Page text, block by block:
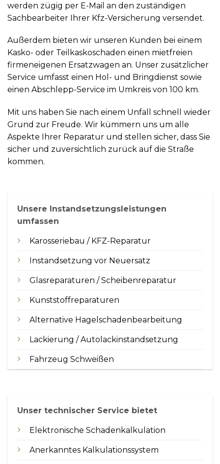
werden zügig per E-Mail an den zuständigen
Sachbearbeiter Ihrer Kfz-Versicherung versendet.
Außerdem bieten wir unseren Kunden bei einem
Kasko- oder Teilkaskoschaden einen mietfreien
firmeneigenen Ersatzwagen an. Unser zusätzlicher
Service umfasst einen Hol- und Bringdienst sowie
einen Abschlepp-Service im Umkreis von 100 km.
Mit uns haben Sie nach einem Unfall schnell wieder
Grund zur Freude. Wir kümmern uns um alle
Aspekte Ihrer Reparatur und stellen sicher, dass Sie
sicher und zuversichtlich zurück auf die Straße
kommen.
Unsere Instandsetzungsleistungen
umfassen
Karosseriebau / KFZ-Reparatur
Instandsetzung vor Neuersatz
Glasreparaturen / Scheibenreparatur
Kunststoffreparaturen
Alternative Hagelschadenbearbeitung
Lackierung / Autolackinstandsetzung
Fahrzeug Schweißen
Unser technischer Service bietet
Elektronische Schadenkalkulation
Anerkanntes Kalkulationssystem